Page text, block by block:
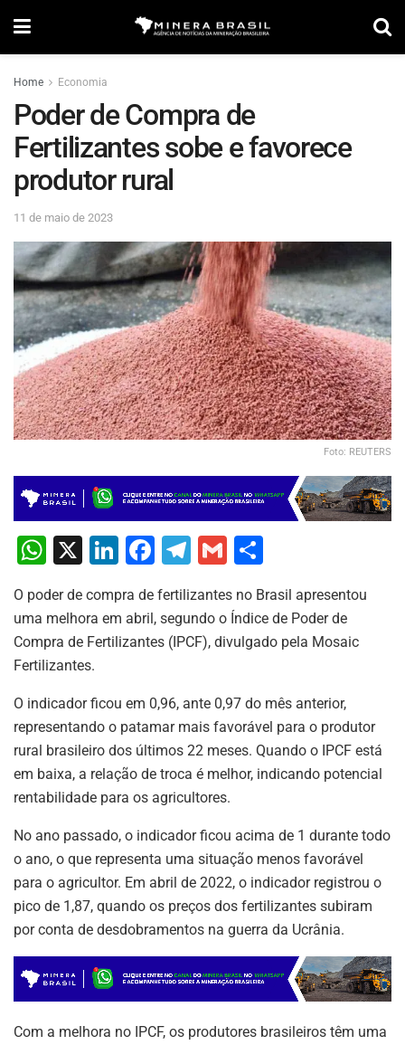
Home Economia
Poder de Compra de
Fertilizantes sobe e favorece
produtor rural
11 de maio de 2023
Foto: REUTERS
W
at
s
A
p
p
X
Li
k
e
n
F
c
e
o
o
k
T
e
gr
m
G
ai
l
ar
e
O poder de compra de fertilizantes no Brasil apresentou
uma melhora em abril, segundo o Índice de Poder de
Compra de Fertilizantes (IPCF), divulgado pela Mosaic
Fertilizantes.
O indicador ficou em 0,96, ante 0,97 do mês anterior,
representando o patamar mais favorável para o produtor
rural brasileiro dos últimos 22 meses. Quando o IPCF está
em baixa, a relação de troca é melhor, indicando potencial
rentabilidade para os agricultores.
No ano passado, o indicador ficou acima de 1 durante todo
o ano, o que representa uma situação menos favorável
para o agricultor. Em abril de 2022, o indicador registrou o
pico de 1,87, quando os preços dos fertilizantes subiram
por conta de desdobramentos na guerra da Ucrânia.
Com a melhora no IPCF, os produtores brasileiros têm uma